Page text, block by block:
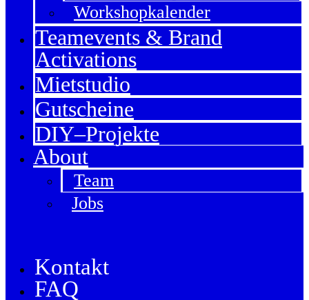
Workshopkalender
Teamevents & Brand
Activations
Mietstudio
Gutscheine
DIY–Projekte
About
Team
Jobs
Kontakt
FAQ